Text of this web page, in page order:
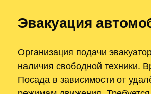
Эвакуация
Организация подачи
наличия свободной техники.
Посада в зависимости от